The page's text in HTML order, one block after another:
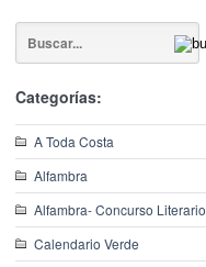
Categorías:
A Toda Costa
Alfambra
Alfambra- Concurso Literario
Calendario Verde